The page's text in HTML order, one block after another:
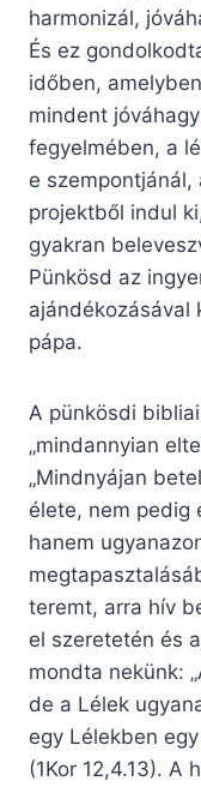
harmonizál,
És ez
időben,
mindent
fegyelmében, a
e
projektből indul
gyakran
Pünkösd az
ajándékozásával
pápa.
A pünkösdi
„mindannyian
„Mindnyájan
élete, nem pedig
hanem
teremt, arra hív
el szeretetén és
mondta nekünk:
de a Lélek
egy Lélekben
(1Kor 12,4.13).